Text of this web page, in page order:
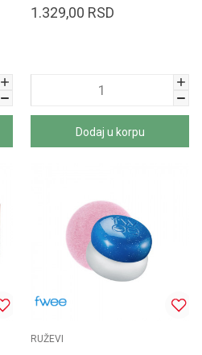
1.329,00 RSD
Dodaj u korpu
RUŽEVI